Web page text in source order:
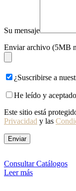
Su mensaje
Enviar archivo (5MB
¿Suscribirse a
He leído y
Este sitio está
Privacidad y las
Consultar Catálogos
Leer más